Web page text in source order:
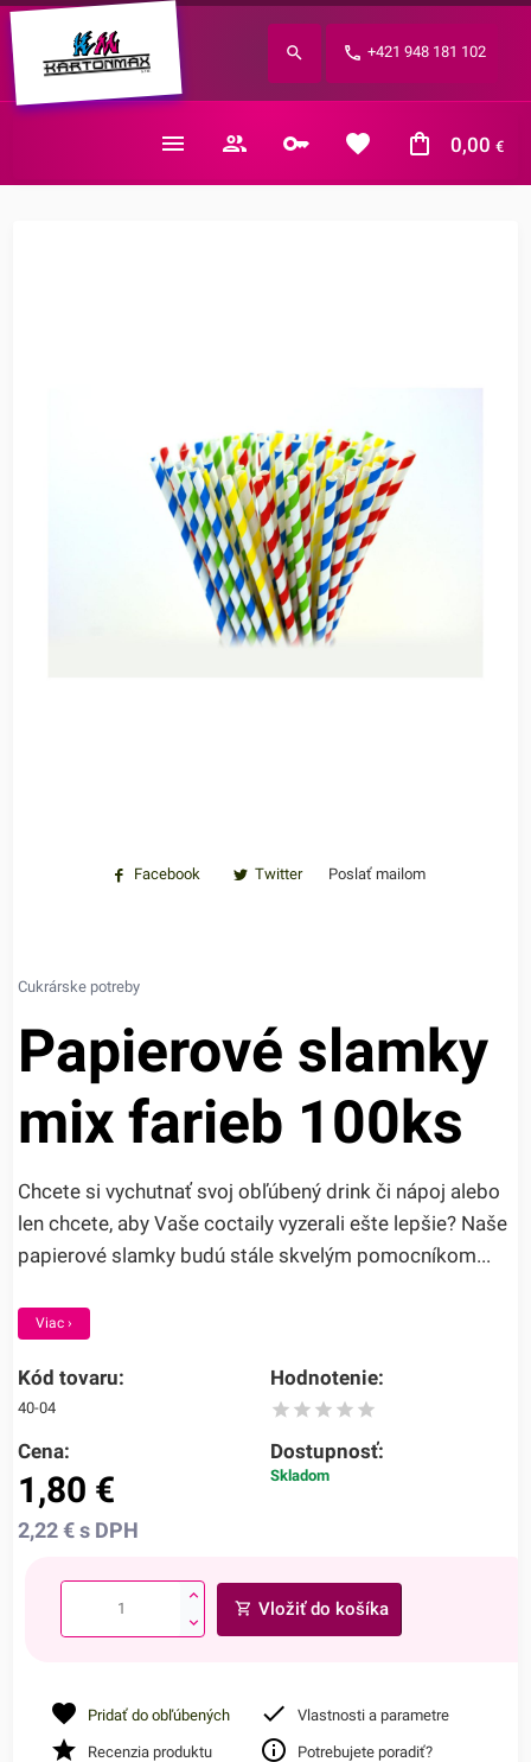
+421 948 181 102
0,00 €
Zabudnuté heslo?
E-mail
Facebook Twitter Poslať mailom
Cukrárske potreby
Papierové slamky
mix farieb 100ks
Chcete si vychutnať svoj obľúbený drink či nápoj alebo
len chcete, aby Vaše coctaily vyzerali ešte lepšie? Naše
papierové slamky budú stále skvelým pomocníkom...
Viac ›
Kód tovaru:
40-04
Hodnotenie:
Cena:
1,80 €
2,22€ s DPH
Dostupnosť:
Skladom
Vložiť do košíka
Pridať do obľúbených Vlastnosti a parametre
Recenzia produktu Potrebujete poradiť?